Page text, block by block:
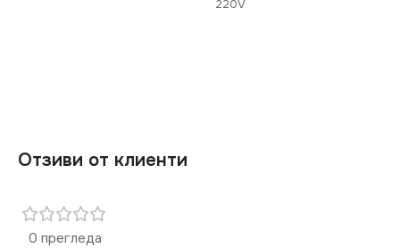
ЦВЯТ Шампанско
МАРКА KANLUX
220V
Отзиви от клиенти
0 прегледа